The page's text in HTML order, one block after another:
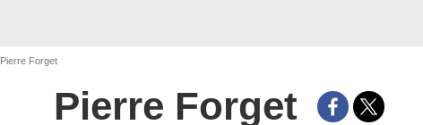
Pierre Forget
Pierre Forget